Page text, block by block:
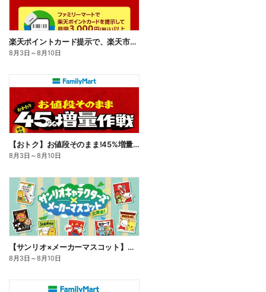
楽天ポイントカード提示で、楽天市場でのお買い物がおトクに!
8月3日 ～8月10日
【おトク】お値段そのまま!45%増量作戦!
8月3日 ～8月10日
【サンリオ×メーカーマスコット】オリジナルグッズ貰える!
8月3日 ～8月10日